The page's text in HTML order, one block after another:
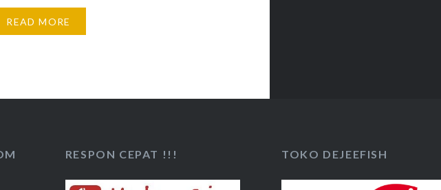
Dikenal dengan pertumbuhannya yang
penyakit, dan rasa dagingnya yang
READ MORE
RESPON CEPAT !!! TOKO DEJEEFISH